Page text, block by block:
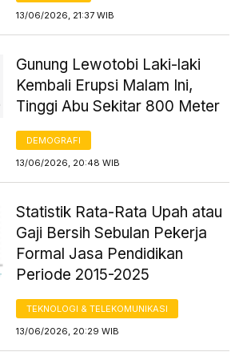
13/06/2026, 21:37 WIB
Gunung Lewotobi Laki-laki
Kembali Erupsi Malam Ini,
Tinggi Abu Sekitar 800 Meter
DEMOGRAFI
13/06/2026, 20:48 WIB
Statistik Rata-Rata Upah atau
Gaji Bersih Sebulan Pekerja
Formal Jasa Pendidikan
Periode 2015-2025
TEKNOLOGI & TELEKOMUNIKASI
13/06/2026, 20:29 WIB